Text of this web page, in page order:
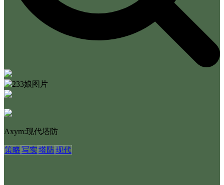
Axym:现代塔防
策略写实塔防现代